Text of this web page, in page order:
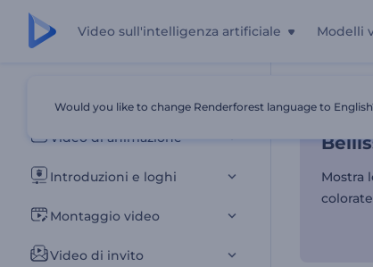
Video sull'intelligenza artificiale Modelli
Tutti i modelli
Video di animazione
Introduzioni e loghi
Montaggio video
Video di invito
Casa
Mostra
Would you like to change Renderforest language to